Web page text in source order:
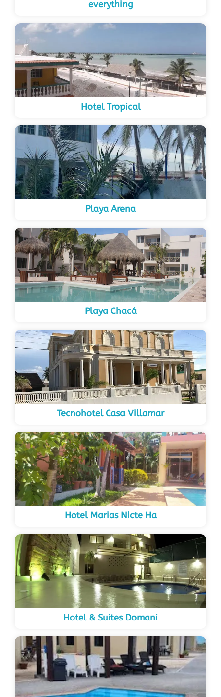
everything
Hotel Tropical
Playa Arena
Playa Chacá
Tecnohotel Casa Villamar
Hotel Marias Nicte Ha
Hotel & Suites Domani